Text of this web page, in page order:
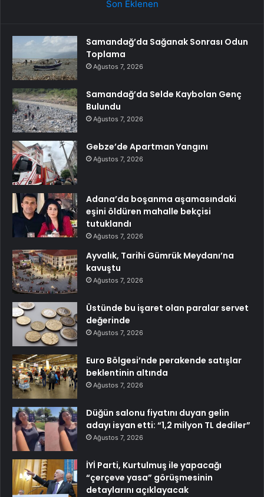
Son Eklenen
Samandağ’da Sağanak Sonrası Odun
Toplama
Ağustos 7, 2026
Samandağ’da Selde Kaybolan Genç
Bulundu
Ağustos 7, 2026
Gebze’de Apartman Yangını
Ağustos 7, 2026
Adana’da boşanma aşamasındaki
eşini öldüren mahalle bekçisi
tutuklandı
Ağustos 7, 2026
Ayvalık, Tarihi Gümrük Meydanı’na
kavuştu
Ağustos 7, 2026
Üstünde bu işaret olan paralar servet
değerinde
Ağustos 7, 2026
Euro Bölgesi’nde perakende satışlar
beklentinin altında
Ağustos 7, 2026
Düğün salonu fiyatını duyan gelin
adayı isyan etti: “1,2 milyon TL dediler”
Ağustos 7, 2026
İYİ Parti, Kurtulmuş ile yapacağı
“çerçeve yasa” görüşmesinin
detaylarını açıklayacak